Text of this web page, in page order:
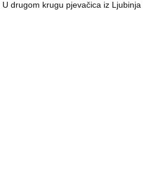
drugom krugu pjevačica iz Ljubinja